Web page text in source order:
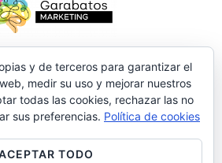
Brand Marketing
de nosotros
y de terceros para garantizar el
medir su uso y mejorar nuestros
todas las cookies, rechazar las no
sus preferencias. Política de cookies
TODO